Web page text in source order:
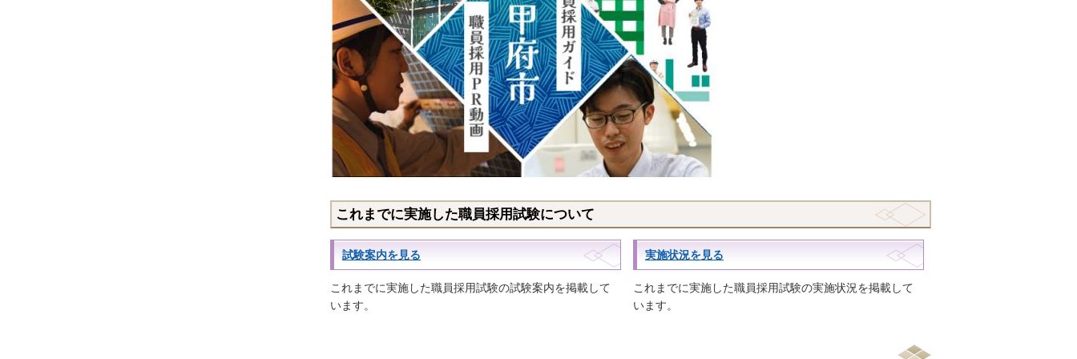
これまでに実施した職員採用試験について
試験案内を見る
これまでに実施した職員採用試験の試験案内を掲載して
います。
実施状況を見る
これまでに実施した職員採用試験の実施状況を掲載して
います。